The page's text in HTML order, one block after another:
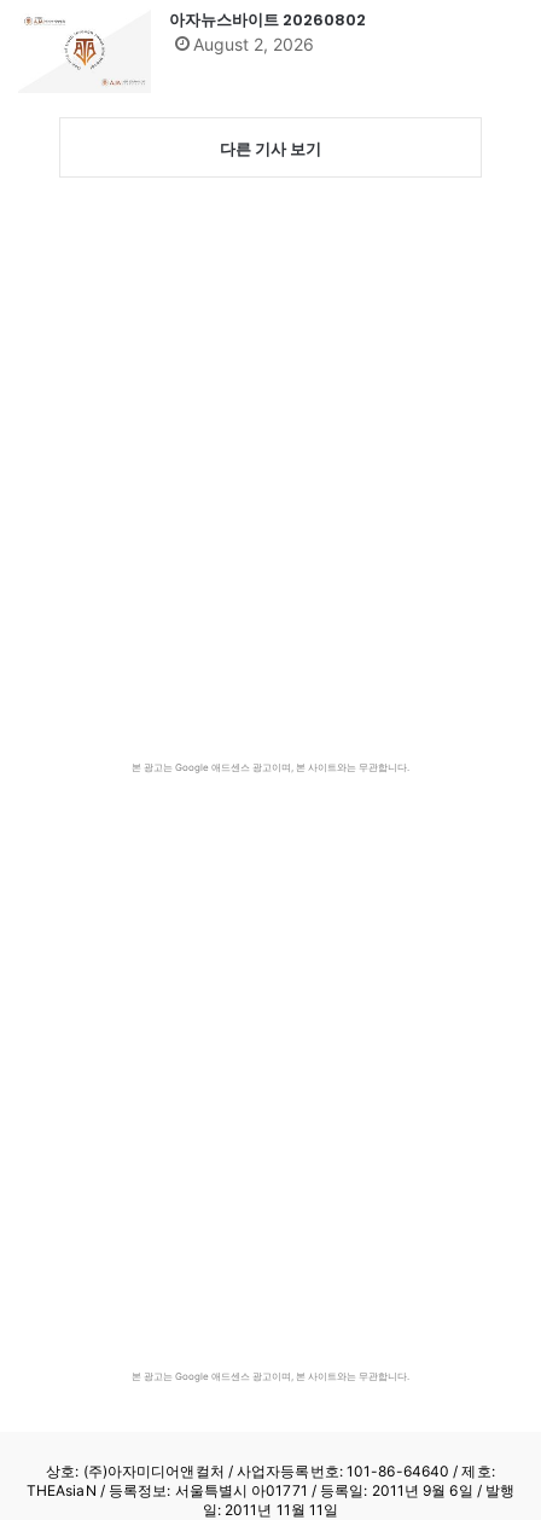
아자뉴스바이트 20260802
August 2, 2026
다른 기사 보기
본 광고는 Google 애드센스 광고이며, 본 사이트와는 무관합니다.
본 광고는 Google 애드센스 광고이며, 본 사이트와는 무관합니다.
상호: (주)아자미디어앤컬처 /사업자등록번호: 101-86-64640 / 제호:
THEAsiaN / 등록정보: 서울특별시 아01771 / 등록일: 2011년 9월 6일 / 발행
일: 2011년 11월 11일